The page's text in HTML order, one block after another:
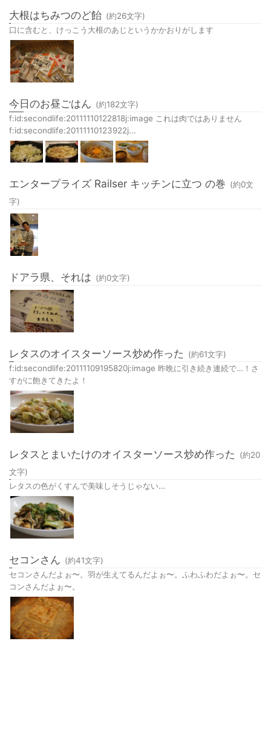
大根はちみつのど飴 (約26文字)
口に含むと、けっこう大根のあじというかかおりがします
今日のお昼ごはん (約182文字)
f:id:secondlife:20111110122818j:image これは肉ではありません
f:id:secondlife:20111110123922j...
エンタープライズ Railser キッチンに立つ の巻 (約0文
字)
ドアラ県、それは (約0文字)
レタスのオイスターソース炒め作った (約61文字)
f:id:secondlife:20111109195820j:image 昨晩に引き続き連続で…！さ
すがに飽きてきたよ！
レタスとまいたけのオイスターソース炒め作った (約20
文字)
レタスの色がくすんで美味しそうじゃない…
セコンさん (約41文字)
セコンさんだよぉ〜。羽が生えてるんだよぉ〜。ふわふわだよぉ〜。セ
コンさんだよぉ〜。